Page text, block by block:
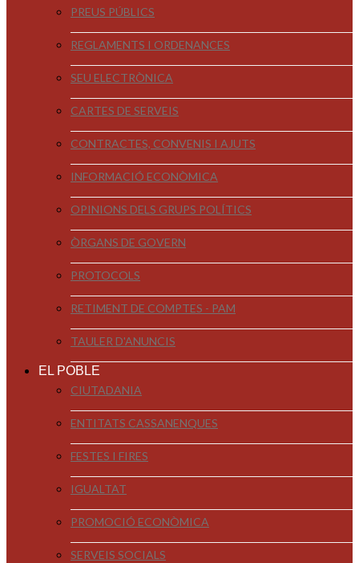
PREUS PÚBLICS
REGLAMENTS I ORDENANCES
SEU ELECTRÒNICA
CARTES DE SERVEIS
CONTRACTES, CONVENIS I AJUTS
INFORMACIÓ ECONÒMICA
OPINIONS DELS GRUPS POLÍTICS
ÒRGANS DE GOVERN
PROTOCOLS
RETIMENT DE COMPTES - PAM
TAULER D'ANUNCIS
EL POBLE
CIUTADANIA
ENTITATS CASSANENQUES
FESTES I FIRES
IGUALTAT
PROMOCIÓ ECONÒMICA
SERVEIS SOCIALS